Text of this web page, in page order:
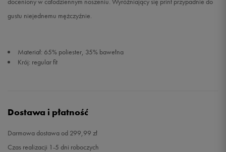
gustu niejednemu mężczyźnie.
Materiał: 65% poliester, 35% bawełna
Krój: regular fit
Dostawa i płatność
Darmowa dostawa od 299,99 zł
Czas realizacji 1-5 dni roboczych